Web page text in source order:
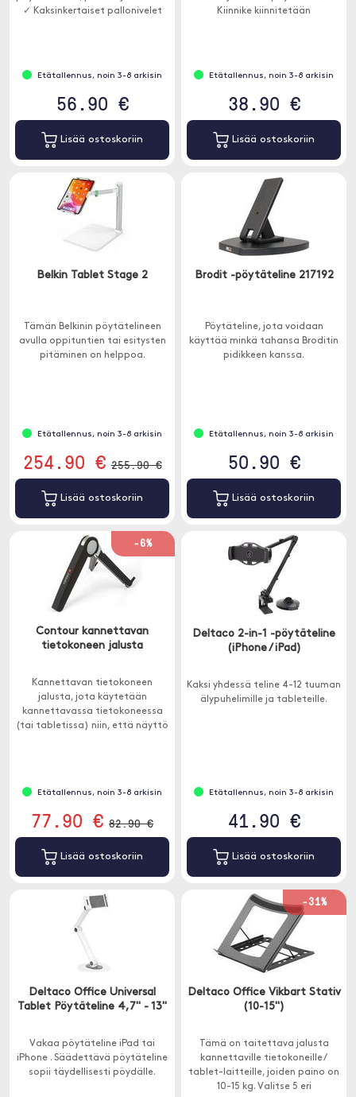
✓ Kaksinkertaiset pallonivelet
Etätallennus, noin 3-8 arkisin
56.90 €
Lisää ostoskoriin
Kiinnike kiinnitetään
Etätallennus, noin 3-8 arkisin
38.90 €
Lisää ostoskoriin
Belkin Tablet Stage 2
Tämän Belkinin pöytätelineen
avulla oppituntien tai esitysten
pitäminen on helppoa.
Etätallennus, noin 3-8 arkisin
254.90 € 255.90 €
Lisää ostoskoriin
Brodit -pöytäteline 217192
Pöytäteline, jota voidaan
käyttää minkä tahansa Broditin
pidikkeen kanssa.
Etätallennus, noin 3-8 arkisin
50.90 €
Lisää ostoskoriin
-6%
Contour kannettavan
tietokoneen jalusta
Kannettavan tietokoneen
jalusta, jota käytetään
kannettavassa tietokoneessa
(tai tabletissa) niin, että näyttö
niskaongelmat.
Etätallennus, noin 3-8 arkisin
77.90 € 82.90 €
Lisää ostoskoriin
Deltaco 2-in-1 -pöytäteline
(iPhone / iPad)
Kaksi yhdessä teline 4-12 tuuman
älypuhelimille ja tableteille.
Etätallennus, noin 3-8 arkisin
41.90 €
Lisää ostoskoriin
Deltaco Office Universal
Tablet Pöytäteline 4,7" - 13"
Vakaa pöytäteline iPad tai
iPhone . Säädettävä pöytäteline
sopii täydellisesti pöydälle.
-31%
Deltaco Office Vikbart Stativ
(10-15")
Tämä on taitettava jalusta
kannettaville tietokoneille /
tablet-laitteille, joiden paino on
10-15 kg. Valitse 5 eri